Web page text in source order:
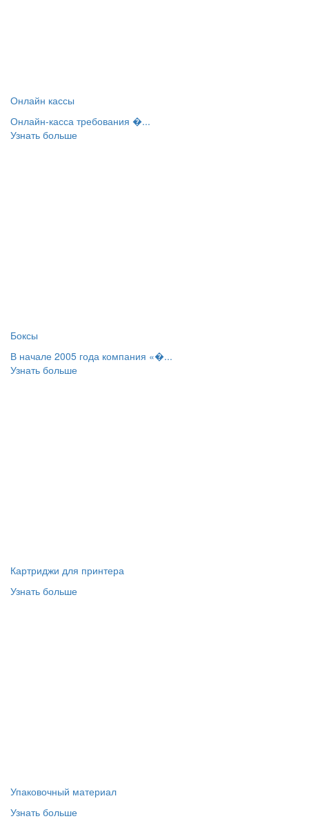
Онлайн кассы
Онлайн-касса требования �...
Узнать больше
Боксы
В начале 2005 года компания «�...
Узнать больше
Картриджи для принтера
Узнать больше
Упаковочный материал
Узнать больше